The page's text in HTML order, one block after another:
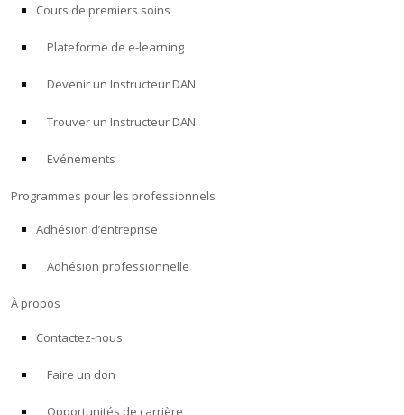
Cours de premiers soins
Plateforme de e-learning
Devenir un Instructeur DAN
Trouver un Instructeur DAN
Evénements
Programmes pour les professionnels
Adhésion d’entreprise
Adhésion professionnelle
À propos
Contactez-nous
Faire un don
Opportunités de carrière